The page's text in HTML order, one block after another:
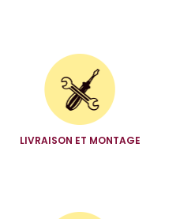
LIVRAISON ET MONTAGE